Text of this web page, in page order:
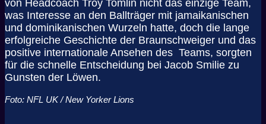
von Headcoach Troy Tomlin nicht das einzige Team,
was Interesse an den Ballträger mit jamaikanischen
und dominikanischen Wurzeln hatte, doch die lange
erfolgreiche Geschichte der Braunschweiger und das
positive internationale Ansehen des Teams, sorgten
für die schnelle Entscheidung bei Jacob Smilie zu
Gunsten der Löwen.
Foto: NFL UK / New Yorker Lions